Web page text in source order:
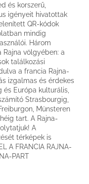
és korszerű,
igényeit hivatottak
QR-kódok
mindig
Három
völgyében: a
találkozási
a francia Rajna-
izgalmas és érdekes
és Európa kulturális,
Strasbourgig,
Münsteren
tart. A Rajna-
A
térképek is
A FRANCIA RAJNA-
PART